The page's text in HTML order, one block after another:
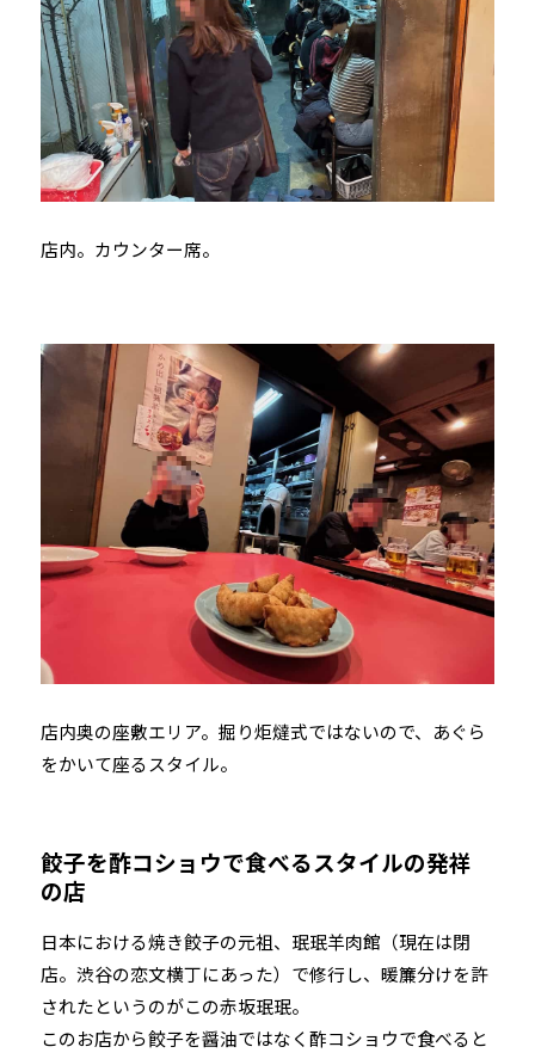
店内。カウンター席。
店内奥の座敷エリア。掘り炬燵式ではないので、あぐら
をかいて座るスタイル。
餃子を酢コショウで食べるスタイルの発祥
の店
日本における焼き餃子の元祖、珉珉羊肉館（現在は閉
店。渋谷の恋文横丁にあった）で修行し、暖簾分けを許
されたというのがこの赤坂珉珉。
このお店から餃子を醤油ではなく酢コショウで食べると